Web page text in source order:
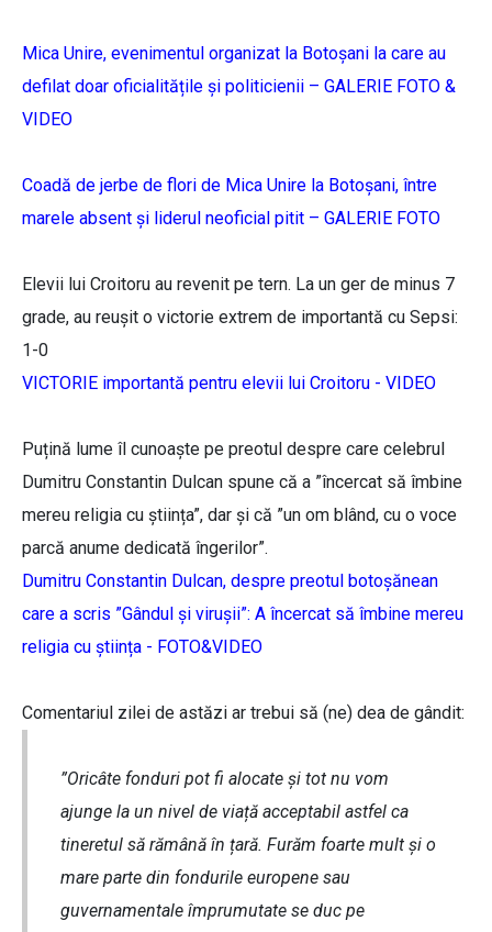
Mica Unire, evenimentul organizat la Botoșani la care au
defilat doar oficialitățile și politicienii – GALERIE FOTO &
VIDEO
Coadă de jerbe de flori de Mica Unire la Botoșani, între
marele absent și liderul neoficial pitit – GALERIE FOTO
Elevii lui Croitoru au revenit pe tern. La un ger de minus 7
grade, au reușit o victorie extrem de importantă cu Sepsi:
1-0
VICTORIE importantă pentru elevii lui Croitoru - VIDEO
Puțină lume îl cunoaște pe preotul despre care celebrul
Dumitru Constantin Dulcan spune că a ”încercat să îmbine
mereu religia cu știința”, dar și că ”un om blând, cu o voce
parcă anume dedicată îngerilor”.
Dumitru Constantin Dulcan, despre preotul botoșănean
care a scris ”Gândul și virușii”: A încercat să îmbine mereu
religia cu știința - FOTO&VIDEO
Comentariul zilei de astăzi ar trebui să (ne) dea de gândit:
”Oricâte fonduri pot fi alocate și tot nu vom
ajunge la un nivel de viață acceptabil astfel ca
tineretul să rămână în țară. Furăm foarte mult și o
mare parte din fondurile europene sau
guvernamentale împrumutate se duc pe